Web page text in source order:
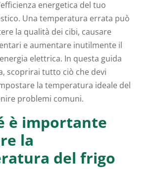
energetica del tuo
Una temperatura errata può
la qualità dei cibi, causare
e aumentare inutilmente il
elettrica. In questa guida
scoprirai tutto ciò che devi
la temperatura ideale del
problemi comuni.
è importante
la
del frigo